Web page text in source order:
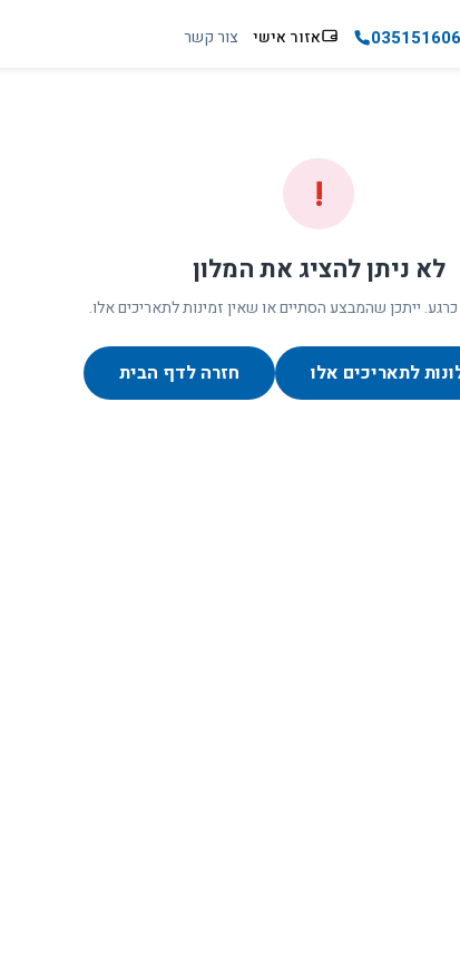
035151606 אזור אישי צור קשר
!
לא ניתן להציג את המלון
כרגע. ייתכן שהמבצע הסתיים או שאין זמינות לתאריכים אלו.
לתאריכים אלו חזרה לדף הבית